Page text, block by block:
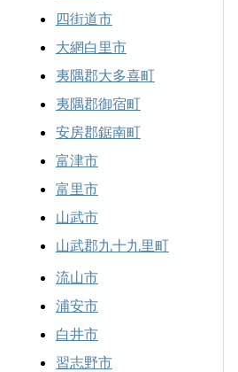
四街道市
大網白里市
夷隅郡大多喜町
夷隅郡御宿町
安房郡鋸南町
富津市
富里市
山武市
山武郡九十九里町
流山市
浦安市
白井市
習志野市